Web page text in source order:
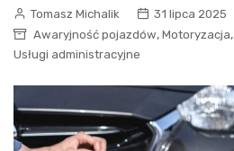
Tomasz Michalik
31 lipca 2025
Awaryjność pojazdów, Motoryzacja,
Usługi administracyjne